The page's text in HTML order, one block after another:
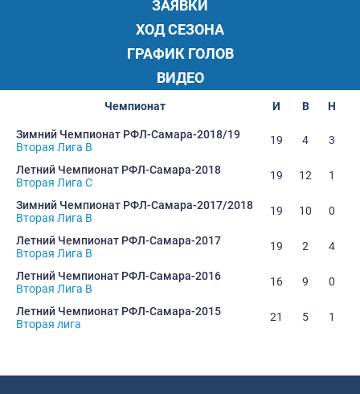
ЗАЯВКИ
ХОД СЕЗОНА
ГРАФИК ГОЛОВ
ВИДЕО
Чемпионат И В Н
Зимний Чемпионат РФЛ-Самара-2018/19
Вторая Лига В
19 4 3
Летний Чемпионат РФЛ-Самара-2018
Вторая Лига С
19 12 1
Зимний Чемпионат РФЛ-Самара-2017/2018
Вторая Лига В
19 10 0
Летний Чемпионат РФЛ-Самара-2017
Вторая Лига В
19 2 4
Летний Чемпионат РФЛ-Самара-2016
Вторая Лига В
16 9 0
Летний Чемпионат РФЛ-Самара-2015
Вторая лига
21 5 1